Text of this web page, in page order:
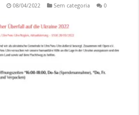
08/04/2022 Sem categoria 0